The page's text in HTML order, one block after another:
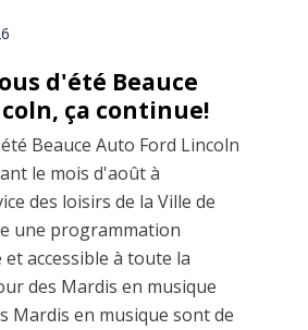
d'été Beauce
ça continue!
Beauce Auto Ford Lincoln
le mois d'août à
des loisirs de la Ville de
une programmation
accessible à toute la
des Mardis en musique
Mardis en musique sont de